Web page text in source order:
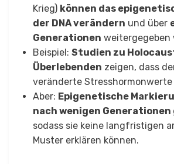
Krieg) können das
der DNA verändern und über
Generationen weitergegeben
Beispiel: Studien zu
Überlebenden zeigen, dass
veränderte Stresshormonwerte
Aber: Epigenetische
nach wenigen
sodass sie keine langfristigen
Muster erklären können.